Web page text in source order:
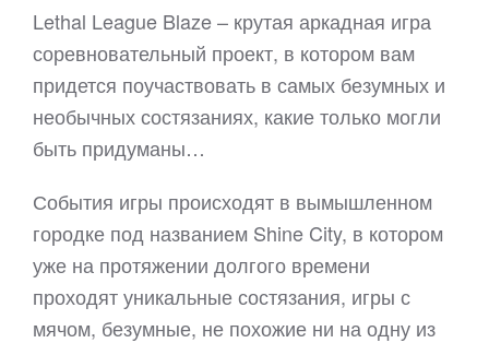
Lethal League Blaze – крутая аркадная игра
соревновательный проект, в котором вам
придется поучаствовать в самых безумных и
необычных состязаниях, какие только могли
быть придуманы…
События игры происходят в вымышленном
городке под названием Shine City, в котором
уже на протяжении долгого времени
проходят уникальные состязания, игры с
мячом, безумные, не похожие ни на одну из